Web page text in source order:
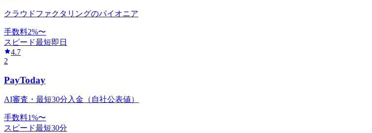
クラウドファクタリングのパイオニア
手数料2%〜
スピード最短即日
4.7
2
PayToday
AI審査・最短30分入金（自社公表値）
手数料1%〜
スピード最短30分